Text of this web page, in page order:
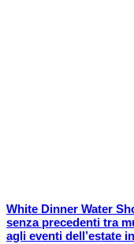
White Dinner Water
senza precedenti tra
agli eventi dell’estate